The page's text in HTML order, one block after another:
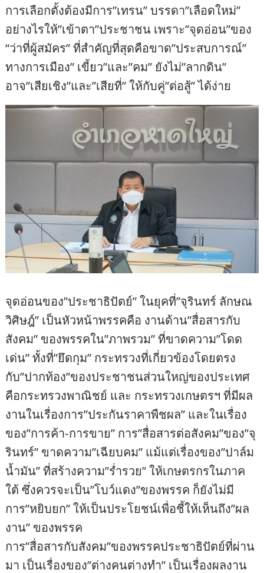
การเลือกตั้งต้องมีการ”เทรน” บรรดา”เลือดใหม่”
อย่างไรให้”เข้าตา”ประชาชน เพราะ”จุดอ่อน”ของ
“ว่าที่ผู้สมัคร” ที่สำคัญที่สุดคือขาด”ประสบการณ์”
ทางการเมือง” เขี้ยว”และ”คม” ยังไม่”ลากดิน”
อาจ”เสียเชิง”และ”เสียที่” ให้กับคู่”ต่อสู้” ได้ง่าย
จุดอ่อนของ”ประชาธิปัตย์” ในยุคที่”จุรินทร์ ลักษณ
วิศิษฎ์” เป็นหัวหน้าพรรคคือ งานด้าน”สื่อสารกับ
สังคม” ของพรรคใน”ภาพรวม” ที่ขาดความ”โดด
เด่น” ทั้งที่”ยึดกุม” กระทรวงที่เกี่ยวข้องโดยตรง
กับ”ปากท้อง”ของประชาชนส่วนใหญ่ของประเทศ
คือกระทรวงพาณิชย์ และ กระทรวงเกษตรฯ ที่มีผล
งานในเรื่องการ”ประกันราคาพืชผล” และในเรื่อง
ของ”การค้า-การขาย” การ”สื่อสารต่อสังคม”ของ”จุ
รินทร์” ขาดความ”เฉียบคม” แม้แต่เรื่องของ”ปาล์ม
น้ำมัน” ที่สร้างความ”ร่ำรวย” ให้เกษตรกรในภาค
ใต้ ซึ่งควรจะเป็น”โบว์แดง”ของพรรค ก็ยังไม่มี
การ”หยิบยก” ให้เป็นประโยชน์เพื่อชี้ให้เห็นถึง”ผล
งาน” ของพรรค
การ”สื่อสารกับสังคม”ของพรรคประชาธิปัตย์ที่ผ่าน
มา เป็นเรื่องของ”ต่างคนต่างทำ” เป็นเรื่องผลงาน